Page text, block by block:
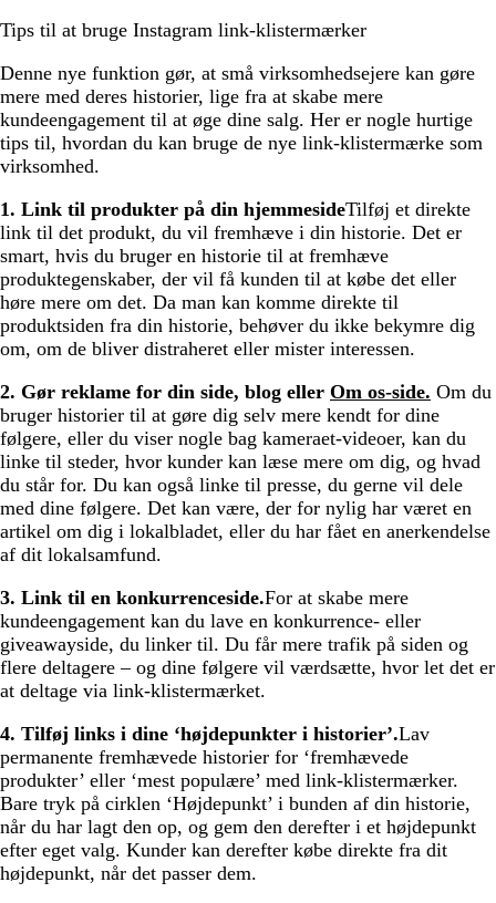
Tips til at bruge Instagram link-klistermærker
Denne nye funktion gør, at små virksomhedsejere kan gøre
mere med deres historier, lige fra at skabe mere
kundeengagement til at øge dine salg. Her er nogle hurtige
tips til, hvordan du kan bruge de nye link-klistermærke som
virksomhed.
1. Link til produkter på din hjemmesideTilføj et direkte
link til det produkt, du vil fremhæve i din historie. Det er
smart, hvis du bruger en historie til at fremhæve
produktegenskaber, der vil få kunden til at købe det eller
høre mere om det. Da man kan komme direkte til
produktsiden fra din historie, behøver du ikke bekymre dig
om, om de bliver distraheret eller mister interessen.
2. Gør reklame for din side, blog eller Om os-side. Om du
bruger historier til at gøre dig selv mere kendt for dine
følgere, eller du viser nogle bag kameraet-videoer, kan du
linke til steder, hvor kunder kan læse mere om dig, og hvad
du står for. Du kan også linke til presse, du gerne vil dele
med dine følgere. Det kan være, der for nylig har været en
artikel om dig i lokalbladet, eller du har fået en anerkendelse
af dit lokalsamfund.
3. Link til en konkurrenceside.For at skabe mere
kundeengagement kan du lave en konkurrence- eller
giveawayside, du linker til. Du får mere trafik på siden og
flere deltagere – og dine følgere vil værdsætte, hvor let det er
at deltage via link-klistermærket.
4. Tilføj links i dine ‘højdepunkter i historier’.Lav
permanente fremhævede historier for ‘fremhævede
produkter’ eller ‘mest populære’ med link-klistermærker.
Bare tryk på cirklen ‘Højdepunkt’ i bunden af din historie,
når du har lagt den op, og gem den derefter i et højdepunkt
efter eget valg. Kunder kan derefter købe direkte fra dit
højdepunkt, når det passer dem.